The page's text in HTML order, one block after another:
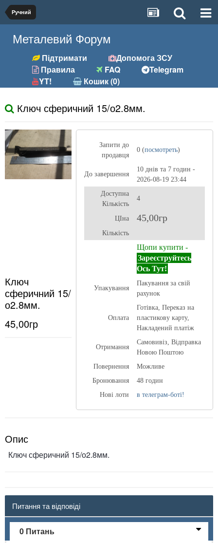
Ручний
Металевий Форум
Підтримати
Допомога ЗСУ
Правила
FAQ
Telegram
YT!
Кошик (0)
Ключ сферичний 15/о2.8мм.
Ключ
сферичний 15/
о2.8мм.
45,00гр
Запити до
продавця
0 (посмотреть)
До завершення
10 днів та 7 годин -
2026-08-19 23:44
Доступна
Кількість
4
ЦІна 45,00гр
Кількість
Щопи купити -
Зареєструйтесь
Ось Тут!
Упакування
Пакування за свій
рахунок
Оплата
Готівка, Переказ на
пластикову карту,
Накладений платіж
Отримання
Самовивіз, Відправка
Новою Поштою
Повернення
Можливе
Бронювання
48 годин
Нові лоти
в телеграм-боті!
Опис
Ключ сферичний 15/о2.8мм.
Питання та відповіді
0 Питань